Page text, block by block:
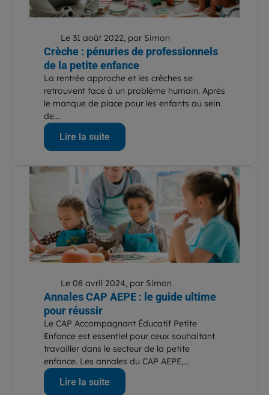
Le 31 août 2022, par Simon
Crèche : pénuries de professionnels
de la petite enfance
La rentrée approche et les crèches se
retrouvent face à un problème humain. Après
le manque de place pour les enfants au sein
de...
Lire la suite
Le 08 avril 2024, par Simon
Annales CAP AEPE : le guide ultime
pour réussir
Le CAP Accompagnant Éducatif Petite
Enfance est essentiel pour ceux souhaitant
travailler dans le secteur de la petite
enfance. Les annales du CAP AEPE,...
Lire la suite